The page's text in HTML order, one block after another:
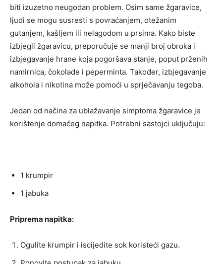
biti izuzetno neugodan problem. Osim same žgaravice,
ljudi se mogu susresti s povraćanjem, otežanim
gutanjem, kašljem ili nelagodom u prsima. Kako biste
izbjegli žgaravicu, preporučuje se manji broj obroka i
izbjegavanje hrane koja pogoršava stanje, poput prženih
namirnica, čokolade i peperminta. Također, izbjegavanje
alkohola i nikotina može pomoći u sprječavanju tegoba.
Jedan od načina za ublažavanje simptoma žgaravice je
korištenje domaćeg napitka. Potrebni sastojci uključuju:
1 krumpir
1 jabuka
Priprema napitka:
Ogulite krumpir i iscijedite sok koristeći gazu.